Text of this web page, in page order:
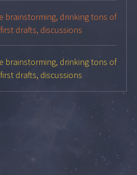
brainstorming, drinking tons of
drafts, discussions
brainstorming, drinking tons of
drafts, discussions